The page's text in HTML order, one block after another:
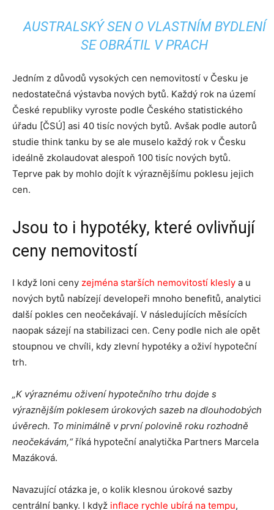
AUSTRALSKÝ SEN O VLASTNÍM BYDLENÍ
SE OBRÁTIL V PRACH
Jedním z důvodů vysokých cen nemovitostí v Česku je
nedostatečná výstavba nových bytů. Každý rok na území
České republiky vyroste podle Českého statistického
úřadu [ČSÚ] asi 40 tisíc nových bytů. Avšak podle autorů
studie think tanku by se ale muselo každý rok v Česku
ideálně zkolaudovat alespoň 100 tisíc nových bytů.
Teprve pak by mohlo dojít k výraznějšímu poklesu jejich
cen.
Jsou to i hypotéky, které ovlivňují
ceny nemovitostí
I když loni ceny zejména starších nemovitostí klesly a u
nových bytů nabízejí developeři mnoho benefitů, analytici
další pokles cen neočekávají. V následujících měsících
naopak sázejí na stabilizaci cen. Ceny podle nich ale opět
stoupnou ve chvíli, kdy zlevní hypotéky a oživí hypoteční
trh.
„K výraznému oživení hypotečního trhu dojde s
výraznějším poklesem úrokových sazeb na dlouhodobých
úvěrech. To minimálně v první polovině roku rozhodně
neočekávám,“říká hypoteční analytička Partners Marcela
Mazáková.
Navazující otázka je, o kolik klesnou úrokové sazby
centrální banky. I když inflace rychle ubírá na tempu,